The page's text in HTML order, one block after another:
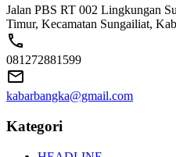
Jalan PBS RT 002 Lingkungan
Timur, Kecamatan Sungailiat,
081272881599
kabarbangka@gmail.com
Kategori